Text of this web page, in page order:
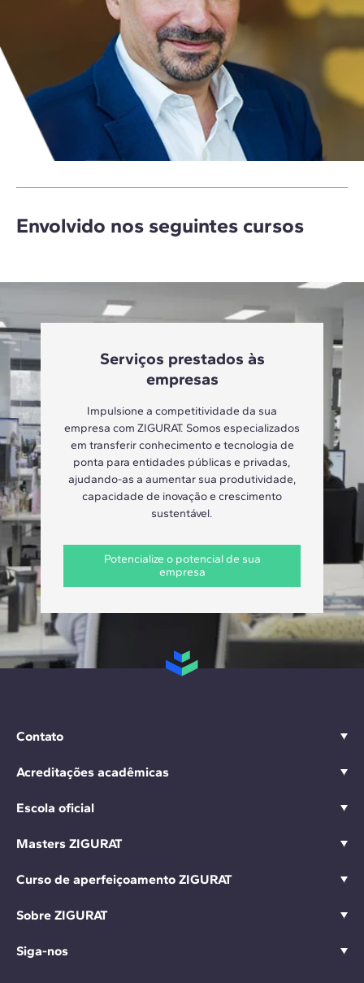
Envolvido nos seguintes cursos
Serviços prestados às
empresas
Impulsione a competitividade da sua
empresa com ZIGURAT. Somos especializados
em transferir conhecimento e tecnologia de
ponta para entidades públicas e privadas,
ajudando-as a aumentar sua produtividade,
capacidade de inovação e crescimento
sustentável.
Potencialize o potencial de sua
empresa
Contato
Acreditações acadêmicas
Escola oficial
Masters ZIGURAT
Curso de aperfeiçoamento ZIGURAT
Sobre ZIGURAT
Siga-nos